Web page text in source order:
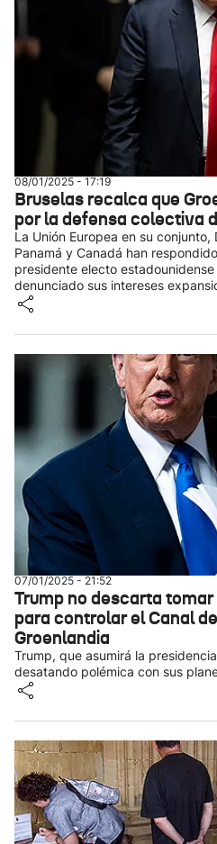
08/01/2025 - 17:19
Bruselas recalca que
por la defensa colectiva
La Unión Europea en su conjunto,
Panamá y Canadá han
presidente electo
denunciado sus intereses
07/01/2025 - 21:52
Trump no descarta
para controlar el Canal
Groenlandia
Trump, que asumirá la
desatando polémica con sus